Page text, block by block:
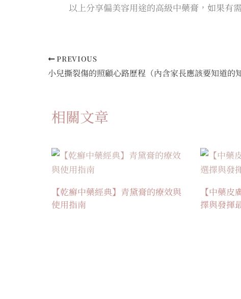
以上分享偏美容用途的高級中藥膏，如果有
PREVIOUS
小兒撕裂傷的照顧心路歷程（內含家長應該要知道的
相關文章
【乾癬中藥經典】青黛膏的療效與
使用指南
【中藥
擇與發揮